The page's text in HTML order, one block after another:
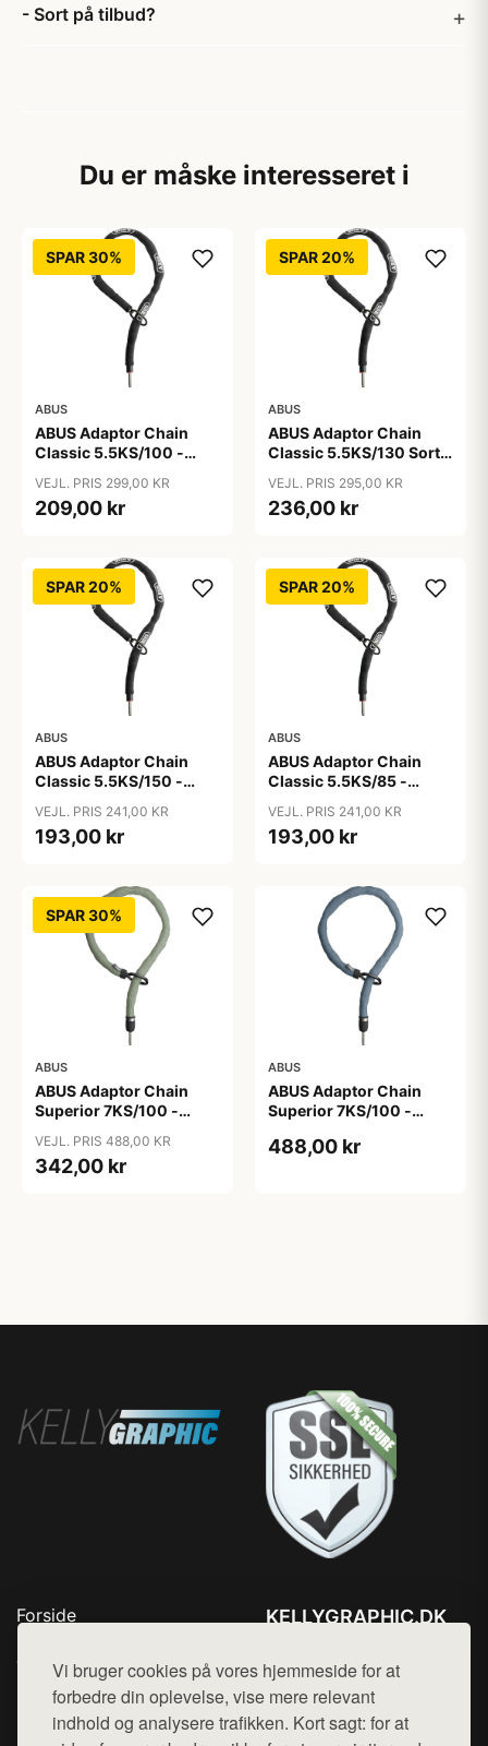
Vi bruger cookies på vores hjemmeside for at
forbedre din oplevelse, vise mere relevant
indhold og analysere trafikken. Kort sagt: for at
- Sort på tilbud?
Du er måske interesseret i
SPAR 30%
ABUS
ABUS Adaptor Chain
Classic 5.5KS/100 -
VEJL. PRIS 299,00 KR
209,00 kr
SPAR 20%
ABUS
ABUS Adaptor Chain
Classic 5.5KS/130 Sort -
VEJL. PRIS 295,00 KR
236,00 kr
SPAR 20%
ABUS
ABUS Adaptor Chain
Classic 5.5KS/150 -
VEJL. PRIS 241,00 KR
193,00 kr
SPAR 20%
ABUS
ABUS Adaptor Chain
Classic 5.5KS/85 -
VEJL. PRIS 241,00 KR
193,00 kr
SPAR 30%
ABUS
ABUS Adaptor Chain
Superior 7KS/100 -
Green
VEJL. PRIS 488,00 KR
342,00 kr
ABUS
ABUS Adaptor Chain
Superior 7KS/100 -
488,00 kr
Forside
Top Rabatter
Blog
Kontakt
KELLYGRAPHIC.DK
Mail: hej@want.dk
Cookie- og privatlivspolitik